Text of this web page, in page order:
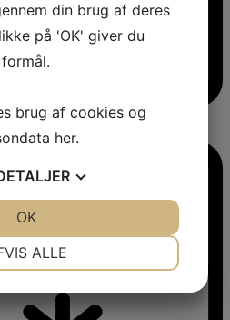
din brug af deres
på 'OK' giver du
brug af cookies og
her.
STATISTIK
ALLE
OK